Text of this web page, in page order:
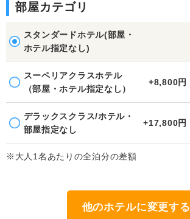
部屋カテゴリ
スタンダードホテル(部屋・
ホテル指定なし)
スーペリアクラスホテル
（部屋・ホテル指定なし）
+8,800円
デラックスクラス/ホテル・
部屋指定なし
+17,800円
※大人1名あたりの全泊分の差額
他のホテルに変更する